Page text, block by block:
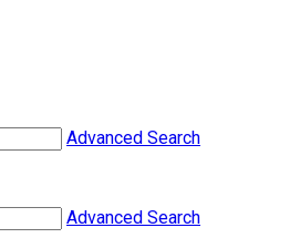
Advanced Search
Advanced Search